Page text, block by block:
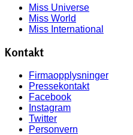
Miss Universe
Miss World
Miss International
Kontakt
Firmaopplysninger
Pressekontakt
Facebook
Instagram
Twitter
Personvern